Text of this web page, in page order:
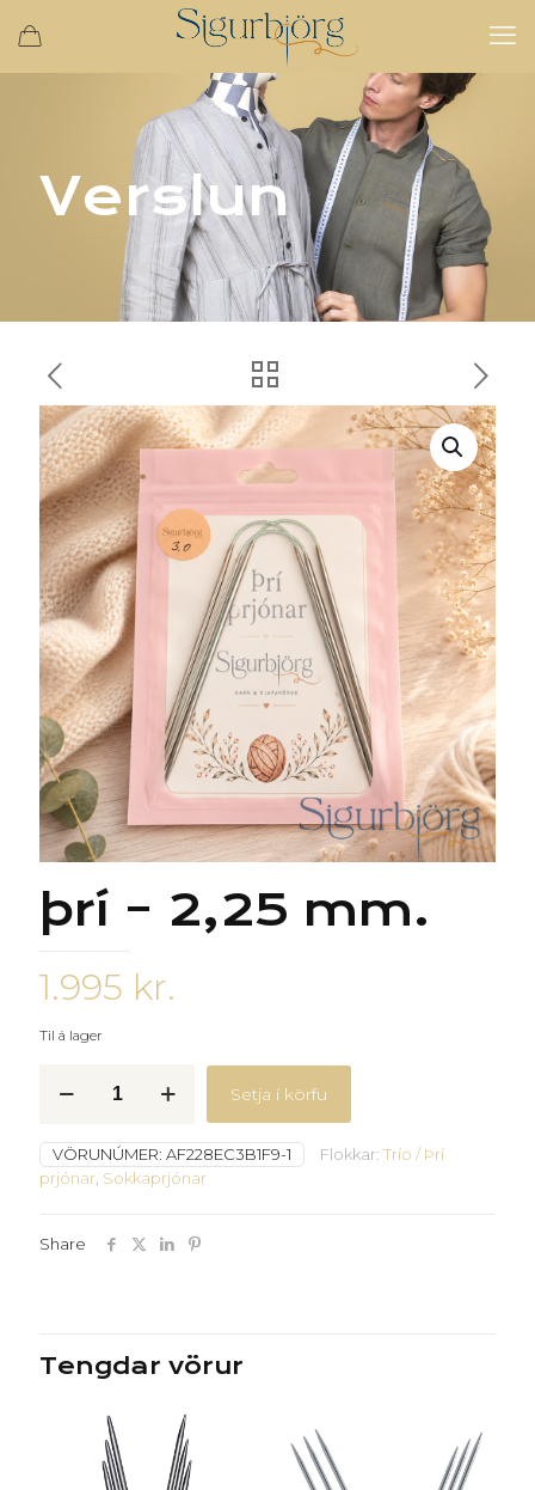
Verslun
þrí – 2,25 mm.
1.995 kr.
Til á lager
mm.
quantity
Setja í körfu
VÖRUNÚMER: AF228EC3B1F9-1 Flokkar: Trío / Þrí
prjónar Sokkaprjónar
Share
Tengdar vörur